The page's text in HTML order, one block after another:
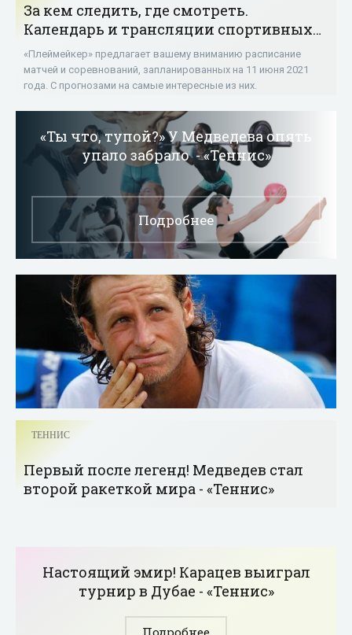
За кем следить, где смотреть.
Календарь и трансляции спортивных
событий 11 июня 2021 года - «Теннис»
«Плеймейкер» предлагает вашему вниманию расписание
матчей и соревнований, запланированных на 11 июня 2021
года. С прогнозами на самые интересные из них.
«Ты что, тупой?» У Медведева опять
упало забрало - «Теннис»
Подробнее
ТЕННИС
Первый после легенд! Медведев стал
второй ракеткой мира - «Теннис»
Настоящий эмир! Карацев выиграл
турнир в Дубае - «Теннис»
Подробнее